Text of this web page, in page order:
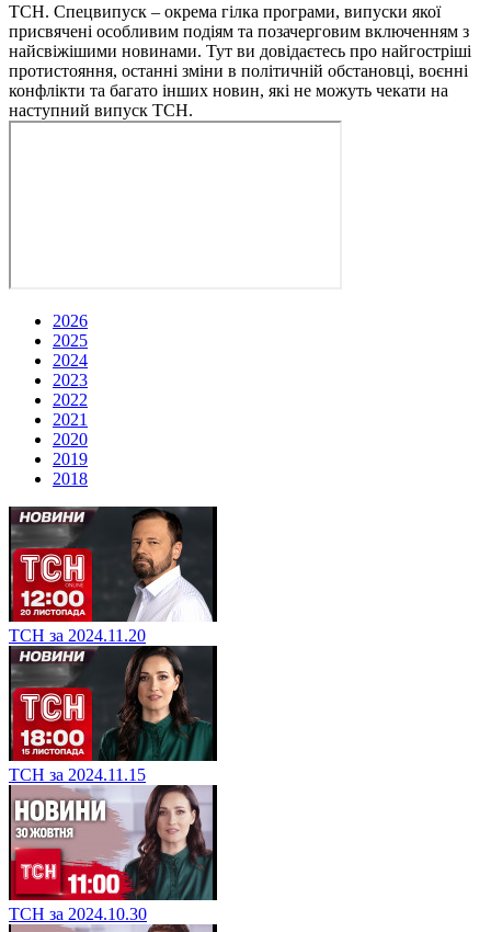
ТСН. Спецвипуск – окрема гілка програми, випуски якої
присвячені особливим подіям та позачерговим включенням з
найсвіжішими новинами. Тут ви довідаєтесь про найгостріші
протистояння, останні зміни в політичній обстановці, воєнні
конфлікти та багато інших новин, які не можуть чекати на
наступний випуск ТСН.
2026
2025
2024
2023
2022
2021
2020
2019
2018
ТСН за 2024.11.20
ТСН за 2024.11.15
ТСН за 2024.10.30